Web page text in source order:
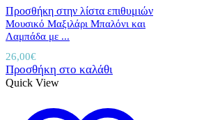
Προσθήκη στην λίστα επιθυμιών
Μουσικό Μαξιλάρι Μπαλόνι και
Λαμπάδα με ...
26,00€
Προσθήκη στο καλάθι
Quick View